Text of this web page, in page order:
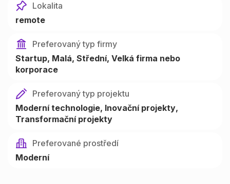
Lokalita
remote
Preferovaný typ firmy
Startup Malá Střední Velká firma nebo
korporace
Preferovaný typ projektu
Moderní technologie Inovační projekty
Transformační projekty
Preferované prostředí
Moderní